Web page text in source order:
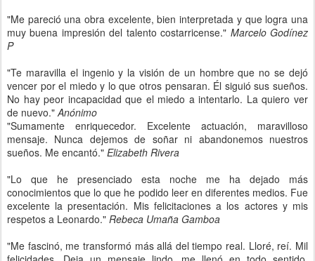
"Me pareció una obra excelente, bien interpretada y que logra una
muy buena impresión del talento costarricense." Marcelo Godínez
P
"Te maravilla el ingenio y la visión de un hombre que no se dejó
vencer por el miedo y lo que otros pensaran. Él siguió sus sueños.
No hay peor incapacidad que el miedo a intentarlo. La quiero ver
de nuevo."Anónimo
"Sumamente enriquecedor. Excelente actuación, maravilloso
mensaje. Nunca dejemos de soñar ni abandonemos nuestros
sueños. Me encantó." Elizabeth Rivera
"Lo que he presenciado esta noche me ha dejado más
conocimientos que lo que he podido leer en diferentes medios. Fue
excelente la presentación. Mis felicitaciones a los actores y mis
respetos a Leonardo." Rebeca Umaña Gamboa
"Me fascinó, me transformó más allá del tiempo real. Lloré, reí. Mil